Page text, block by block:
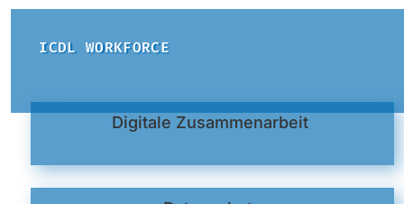
ICDL WORKFORCE
Digitale Zusammenarbeit